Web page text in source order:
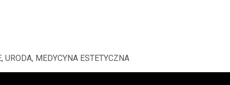
URODA, MEDYCYNA ESTETYCZNA